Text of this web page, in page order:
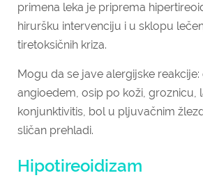
primena leka je priprema
hiruršku intervenciju i u sklopu
tiretoksičnih kriza.
Mogu da se jave alergijske
angioedem, osip po koži, groznicu,
konjunktivitis, bol u pljuvačnim
sličan prehladi.
Hipotireoidizam